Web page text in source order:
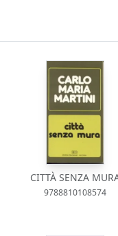
CITTÀ SENZA
9788810108574